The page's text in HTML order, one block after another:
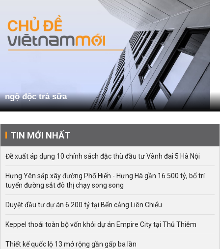
ngộ độc trà sữa
TIN MỚI NHẤT
Đề xuất áp dụng 10 chính sách đặc thù đầu tư Vành đai 5 Hà Nội
Hưng Yên sắp xây đường Phố Hiến - Hưng Hà gần 16.500 tỷ, bố trí
tuyến đường sắt đô thị chạy song song
Duyệt đầu tư dự án 6.200 tỷ tại Bến cảng Liên Chiểu
Keppel thoái toàn bộ vốn khỏi dự án Empire City tại Thủ Thiêm
Thiết kế quốc lộ 13 mở rộng gần gấp ba lần